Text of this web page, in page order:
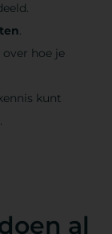
.
over hoe je
kunt
al